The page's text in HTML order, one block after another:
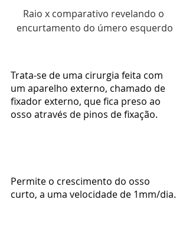
Raio x comparativo revelando o
encurtamento do úmero esquerdo
Trata-se de uma cirurgia feita com
um aparelho externo, chamado de
fixador externo, que fica preso ao
osso através de pinos de fixação.
Permite o crescimento do osso
curto, a uma velocidade de 1mm/dia.